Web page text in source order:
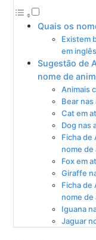
Quais os
Existem
em
Sugestão de
nome de
Animais
Bear
Cat em
Dog nas
Ficha de
nome de
Fox em
Giraffe
Ficha de
nome de
Iguana
Jaguar